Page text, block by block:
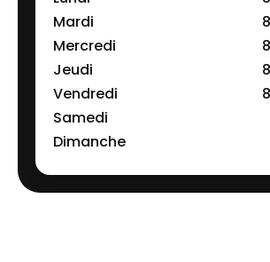
Mardi
Mercredi
Jeudi
Vendredi
Samedi
Dimanche